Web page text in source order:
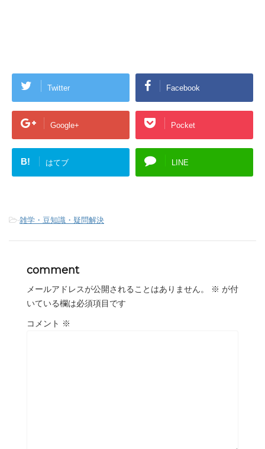
Twitter Facebook
Google+ Pocket
B! はてブ LINE
-雑学・豆知識・疑問解決
comment
メールアドレスが公開されることはありません。 ※ が付
いている欄は必須項目です
コメント ※